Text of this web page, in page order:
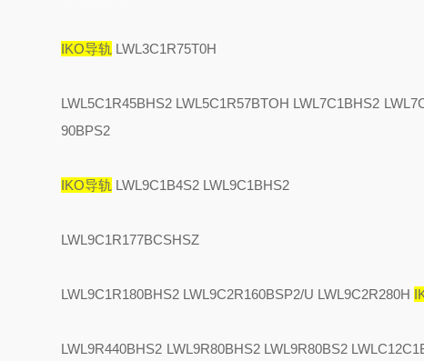
IKO导轨 LWL3C1R75T0H
LWL5C1R45BHS2 LWL5C1R57BTOH LWL7C1BHS2
90BPS2
IKO导轨 LWL9C1B4S2 LWL9C1BHS2
LWL9C1R177BCSHSZ
LWL9C1R180BHS2 LWL9C2R160BSP2/U LWL9C2R280H
LWL9R440BHS2 LWL9R80BHS2 LWL9R80BS2